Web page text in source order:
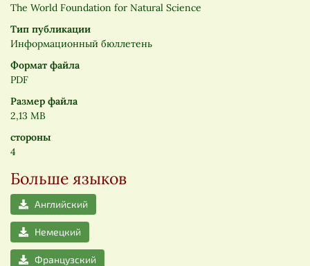
The World Foundation for Natural Science
Тип публикации
Информационный бюллетень
Формат файла
PDF
Размер файла
2,13 MB
стороны
4
Больше языков
Английский
Немецкий
Французский